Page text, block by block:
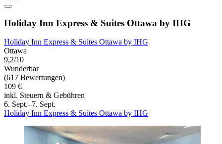
Holiday Inn Express & Suites Ottawa by IHG
Holiday Inn Express & Suites Ottawa by IHG
Ottawa
9,2/10
Wunderbar
(617 Bewertungen)
109 €
inkl. Steuern & Gebühren
6. Sept.–7. Sept.
Holiday Inn Express & Suites Ottawa by IHG